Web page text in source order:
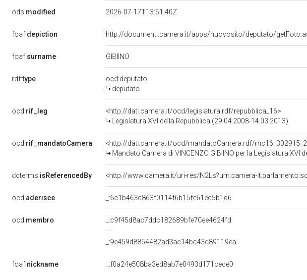
ods:modified 2026-07-17T13:51:40Z
foaf:depiction http://documenti.camera.it/apps/nuovosito/deputato/
foaf:surname GIBIINO
rdf:type
ocd:deputato
deputato
ocd:rif_leg
<http://dati.camera.it/ocd/legislatura.rdf/repubblica_16>
Legislatura XVI della Repubblica (29.04.2008-14.03.2013)
ocd:rif_mandatoCamera
<http://dati.camera.it/ocd/mandatoCamera.rdf/
Mandato Camera di VINCENZO GIBIINO per la Legislatura XVI
dcterms:isReferencedBy <http://www.camera.it/uri-res/N2Ls?urn:camera-
ocd:aderisce _:6c1b463c863f0114f6b15fe61ec5b1d6
ocd:membro _:c9f45d8ac7ddc182689bfe70ee4624fd
_:9e459d8854482ad3ac14bc43d89119ea
foaf:nickname _:f0a24e508ba3ed8ab7e0493d171cece0